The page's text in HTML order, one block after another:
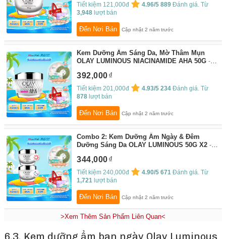
Tiết kiệm 121,000đ 4.96/5 889 Đánh giá. Từ
3,948 lượt bán
Đến Nơi Bán Cập nhật 2 năm trước
Kem Dưỡng Ẩm Sáng Da, Mờ Thâm Mụn
OLAY LUMINOUS NIACINAMIDE AHA 50G
392,000
Tiết kiệm 201,000đ 4.93/5 234 Đánh giá. Từ
878 lượt bán
Đến Nơi Bán Cập nhật 2 năm trước
Combo 2: Kem Dưỡng Ẩm Ngày & Đêm
Dưỡng Sáng Da OLAY LUMINOUS 50G X2
344,000
Tiết kiệm 240,000đ 4.90/5 671 Đánh giá. Từ
1,721 lượt bán
Đến Nơi Bán Cập nhật 2 năm trước
>Xem Thêm Sản Phẩm Liên Quan<
6.3. Kem dưỡng ẩm ban ngày Olay Luminous